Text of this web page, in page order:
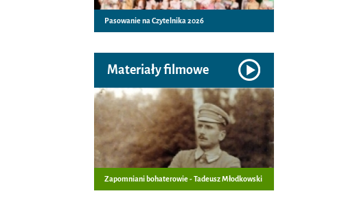
Pasowanie na Czytelnika 2026
Materiały filmowe
Zapomniani bohaterowie - Tadeusz Młodkowski